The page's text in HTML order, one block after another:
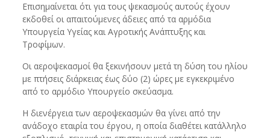
Επισημαίνεται ότι για τους ψεκασμούς αυτούς έχουν
εκδοθεί οι απαιτούμενες άδειες από τα αρμόδια
Υπουργεία Υγείας και Αγροτικής Ανάπτυξης και
Τροφίμων.
Οι αεροψεκασμοί θα ξεκινήσουν μετά τη δύση του ηλίου
με πτήσεις διάρκειας έως δύο (2) ώρες με εγκεκριμένο
από το αρμόδιο Υπουργείο σκεύασμα.
Η διενέργεια των αεροψεκασμών θα γίνει από την
ανάδοχο εταιρία του έργου, η οποία διαθέτει κατάλληλο